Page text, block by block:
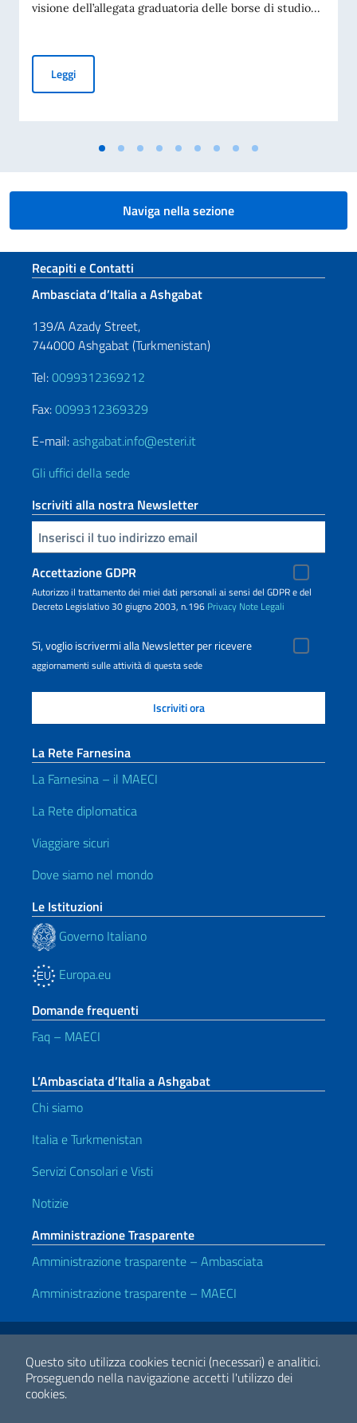
Questo sito utilizza cookies tecnici (necessari) e analitici.
Proseguendo nella navigazione accetti l'utilizzo dei
cookies.
visione dell’allegata graduatoria delle borse di studio...
LeggiBANDO PER L’ASSEGNAZIONE DI BORSE DI STUDIO
Naviga nella sezione
Sezione footer
Recapiti e Contatti
Ambasciata d’Italia a Ashgabat
139/A Azady Street,
744000 Ashgabat (Turkmenistan)
Tel:0099312369212
Fax:0099312369329
E-mail:ashgabat.info@esteri.it
Gli uffici della sede
Iscriviti alla nostra Newsletter
Inserisci la tua email
Accettazione GDPR
Autorizzo il trattamento dei miei dati personali ai sensi del GDPR e del
Decreto Legislativo 30 giugno 2003, n.196 Privacy Note Legali
Sì, voglio iscrivermi alla Newsletter per ricevere
aggiornamenti sulle attività di questa sede
La Rete Farnesina
La Farnesina – il MAECI
La Rete diplomatica
Viaggiare sicuri
Dove siamo nel mondo
Le Istituzioni
Governo Italiano
Europa.eu
Domande frequenti
Faq – MAECI
L’Ambasciata d’Italia a Ashgabat
Chi siamo
Italia e Turkmenistan
Servizi Consolari e Visti
Notizie
Amministrazione Trasparente
Amministrazione trasparente – Ambasciata
Amministrazione trasparente – MAECI
Link Utili